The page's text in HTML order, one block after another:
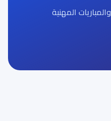
المهنية